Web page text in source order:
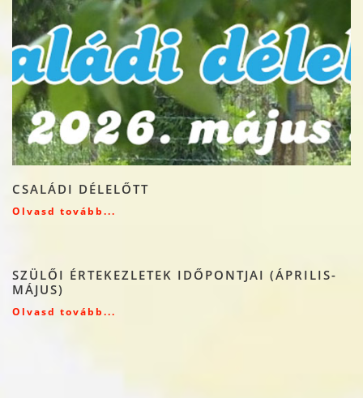
CSALÁDI DÉLELŐTT
Olvasd tovább...
SZÜLŐI ÉRTEKEZLETEK IDŐPONTJAI (ÁPRILIS-
MÁJUS)
Olvasd tovább...